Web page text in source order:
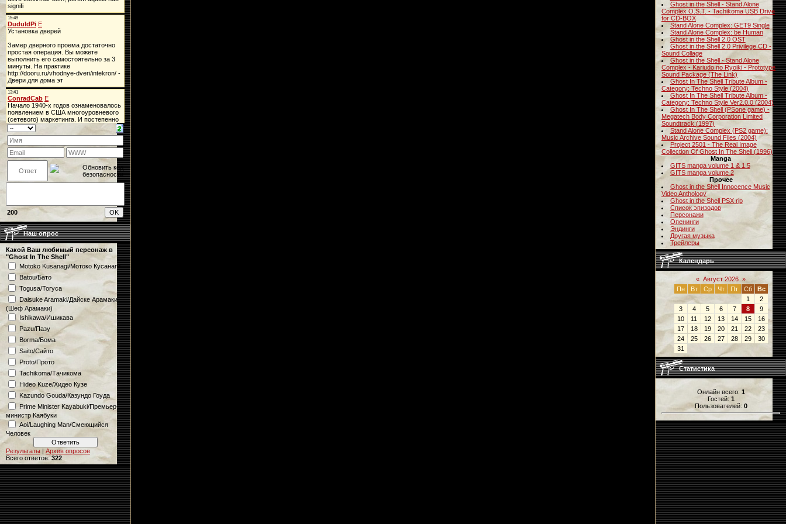
200
Наш опрос
Какой Ваш любимый персонаж в
"Ghost In The Shell"
Motoko Kusanagi/Мотоко Кусанаги
Batou/Бато
Togusa/Тогуса
Daisuke Aramaki/Дайске Арамаки
(Шеф Арамаки)
Ishikawa/Ишикава
Pazu/Пазу
Borma/Бома
Saito/Сайто
Proto/Прото
Tachikoma/Тачикома
Hideo Kuze/Хидео Кузе
Kazundo Gouda/Казундо Гоуда
Prime Minister Kayabuki/Премьер-
министр Каябуки
Aoi/Laughing Man/Смеющийся
Человек
Результаты
Архив опросов
Всего ответов:322
Ghost in the Shell - Stand Alone
Complex O.S.T. - Tachikoma USB Drive
for CD-BOX
Stand Alone Complex: GET9 Single
Stand Alone Complex: be Human
Ghost in the Shell 2.0 OST
Ghost in the Shell 2.0 Privilege CD -
Sound Collage
Ghost in the Shell - Stand Alone
Complex - Kariudo no Ryoiki - Prototype
Sound Package (The Link)
Ghost In The Shell Tribute Album -
Category: Techno Style (2004)
Ghost In The Shell Tribute Album -
Category: Techno Style Ver2.0.0 (2004)
Ghost In The Shell (PSone game) -
Megatech Body Corporation Limited
Soundtrack (1997)
Stand Alone Complex (PS2 game):
Music Archive Sound Files (2004)
Project 2501 - The Real Image
Collection Of Ghost In The Shell (1996)
Manga
GITS manga volume 1 & 1.5
GITS manga volume 2
Прочее
Ghost in the Shell Innocence Music
Video Anthology
Ghost in the Shell PSX rip
Список эпизодов
Персонажи
Опенинги
Эндинги
Другая музыка
Трейлеры
Календарь
« Август 2026 »
Пн
Вт Ср Чт Пт Сб
Вс
1
2
3
4 5 6 7 8
9
10
11 12 13 14 15
16
17
18 19 20 21 22
23
24
25 26 27 28 29
30
31
Статистика
Онлайн всего: 1
Гостей: 1
Пользователей: 0